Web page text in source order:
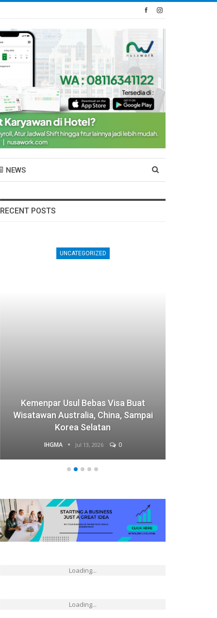
NEWS
RECENT POSTS
UNCATEGORIZED
Kemenpar Usul Bebas Visa Buat
Wisatawan Australia, China, Sampai
Korea Selatan
IHGMA Jul 13, 2026 0
Loading...
Loading...